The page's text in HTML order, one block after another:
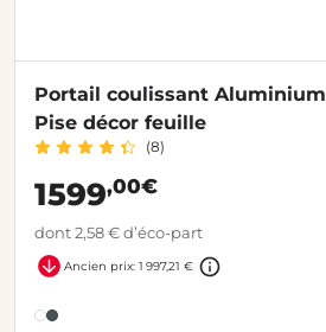
Portail coulissant Aluminium
Pise décor feuille
(8)
1599,00€
dont 2,58 € d’éco-part
Ancien prix: 1 997,21 €